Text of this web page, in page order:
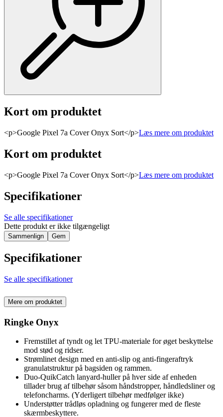
Kort om produktet
<p>Google Pixel 7a Cover Onyx Sort</p>Læs mere om produktet
Kort om produktet
<p>Google Pixel 7a Cover Onyx Sort</p>Læs mere om produktet
Specifikationer
Se alle specifikationer
Dette produkt er ikke tilgængeligt
Sammenlign Gem
Specifikationer
Se alle specifikationer
Mere om produktet
Ringke Onyx
Fremstillet af tyndt og let TPU-materiale for øget beskyttelse
mod stød og ridser.
Strømlinet design med en anti-slip og anti-fingeraftryk
granulatstruktur på bagsiden og rammen.
Duo-QuikCatch lanyard-huller på hver side af enheden
tillader brug af tilbehør såsom håndstropper, håndledsliner og
telefoncharms. (Yderligert tilbehør medfølger ikke)
Understøtter trådløs opladning og fungerer med de fleste
skærmbeskyttere.